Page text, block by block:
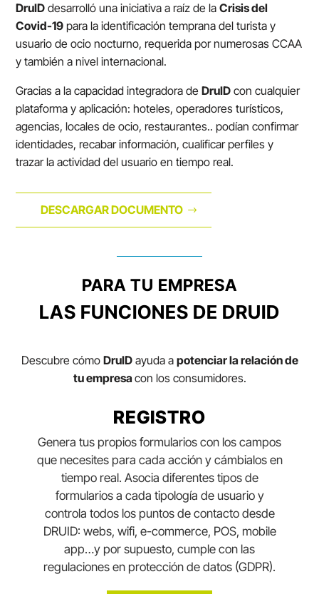
DruID desarrolló una iniciativa a raíz de laCrisis del
Covid-19 para la identificación temprana del turista y
usuario de ocio nocturno, requerida por numerosas CCAA
y también a nivel internacional.
Gracias a la capacidad integradora deDruID con cualquier
plataforma y aplicación: hoteles, operadores turísticos,
agencias, locales de ocio, restaurantes.. podían confirmar
identidades, recabar información, cualificar perfiles y
trazar la actividad del usuario en tiempo real.
DESCARGAR DOCUMENTO
PARA TU EMPRESA
LAS FUNCIONES DE DRUID
Descubre cómo DruIDayuda a potenciar la relación de
tu empresacon los consumidores.
REGISTRO
Genera tus propios formularios con los campos
que necesites para cada acción y cámbialos en
tiempo real. Asocia diferentes tipos de
formularios a cada tipología de usuario y
controla todos los puntos de contacto desde
DRUID: webs, wifi, e-commerce, POS, mobile
app…y por supuesto, cumple con las
regulaciones en protección de datos (GDPR).